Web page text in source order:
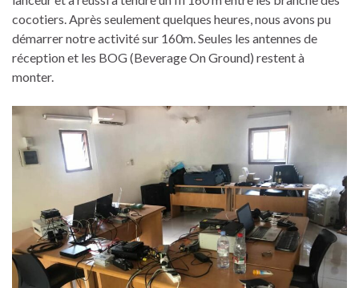
cocotiers. Après seulement quelques heures, nous avons pu
démarrer notre activité sur 160m. Seules les antennes de
réception et les BOG (Beverage On Ground) restent à
monter.